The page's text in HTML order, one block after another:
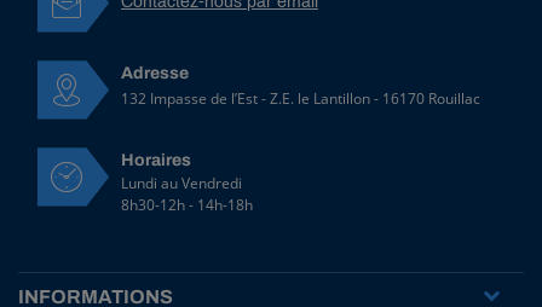
Adresse
132 Impasse de l’Est - Z.E. le Lantillon - 16170 Rouillac
Horaires
Lundi au Vendredi
8h30-12h - 14h-18h
INFORMATIONS